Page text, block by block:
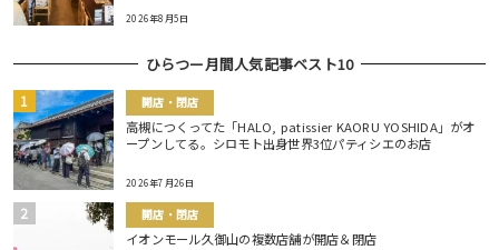
2026年8月5日
ひらつー月間人気記事ベスト10
開店・閉店
高槻につくってた「HALO, patissier KAORU YOSHIDA」がオ
ープンしてる。シロモト出身世界3位パティシエのお店
2026年7月26日
開店・閉店
イオンモール久御山の複数店舗が開店＆閉店